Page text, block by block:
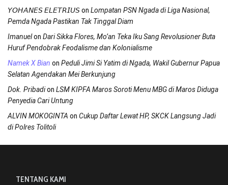
𝘠𝘖𝘏𝘈𝘕𝘌𝘚 𝘌𝘓𝘌𝘛𝘙𝘐𝘜𝘚on Lompatan PSN Ngada di Liga Nasional,
Pemda Ngada Pastikan Tak Tinggal Diam
Imanuelon Dari Sikka Flores, Mo’an Teka Iku Sang Revolusioner Buta
Huruf Pendobrak Feodalisme dan Kolonialisme
Namek X Bian on Peduli Jimi Si Yatim di Ngada, Wakil Gubernur Papua
Selatan Agendakan Mei Berkunjung
Dok. Pribadion LSM KIPFA Maros Soroti Menu MBG di Maros Diduga
Penyedia Cari Untung
ALVIN MOKOGINTA on Cukup Daftar Lewat HP, SKCK Langsung Jadi
di Polres Tolitoli
TENTANG KAMI